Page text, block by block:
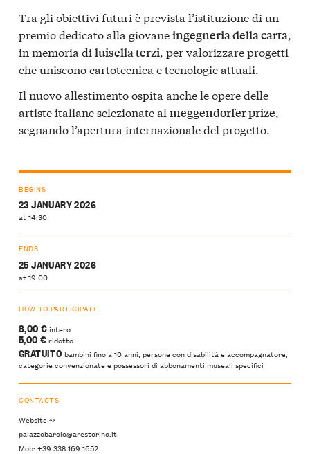
Tra gli obiettivi futuri è prevista l’istituzione di un
premio dedicato alla giovaneingegneria della carta,
in memoria di luisella terzi, per valorizzare progetti
che uniscono cartotecnica e tecnologie attuali.
Il nuovo allestimento ospita anche le opere delle
artiste italiane selezionate al meggendorfer prize,
segnando l’apertura internazionale del progetto.
BEGINS
23 JANUARY 2026
at 14:30
ENDS
25 JANUARY 2026
at 19:00
HOW TO PARTICIPATE
8,00 €intero
5,00 €ridotto
GRATUITO bambini fino a 10 anni, persone con disabilità e accompagnatore,
categorie convenzionate e possessori di abbonamenti museali specifici
CONTACTS
Website ↝
palazzobarolo@arestorino.it
Mob: +39 338 169 1652